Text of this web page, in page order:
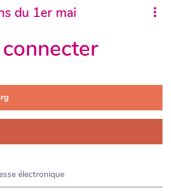
du 1er mai
électronique